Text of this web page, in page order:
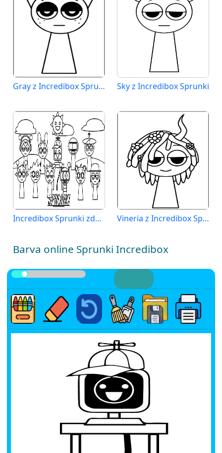
Gray z Incredibox Sprunki Sky z Incredibox Sprunki
Incredibox Sprunki zdarma Vineria z Incredibox Sprunki
Barva online Sprunki Incredibox